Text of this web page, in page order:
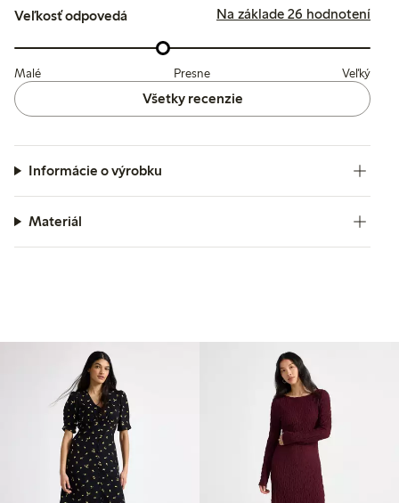
Veľkosť odpovedá Na základe 26 hodnotení
Malé Presne Veľký
Všetky recenzie
Informácie o výrobku
Materiál